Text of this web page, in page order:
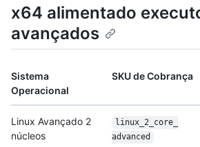
x64 alimentado
avançados
Sistema
Operacional
SKU de Cobrança
Linux Avançado 2
núcleos
linux_2_core_
advanced